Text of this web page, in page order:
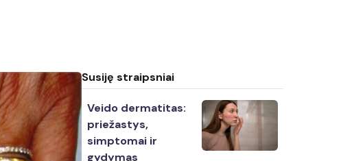
Susiję straipsniai
Veido dermatitas:
priežastys,
simptomai ir
gydymas